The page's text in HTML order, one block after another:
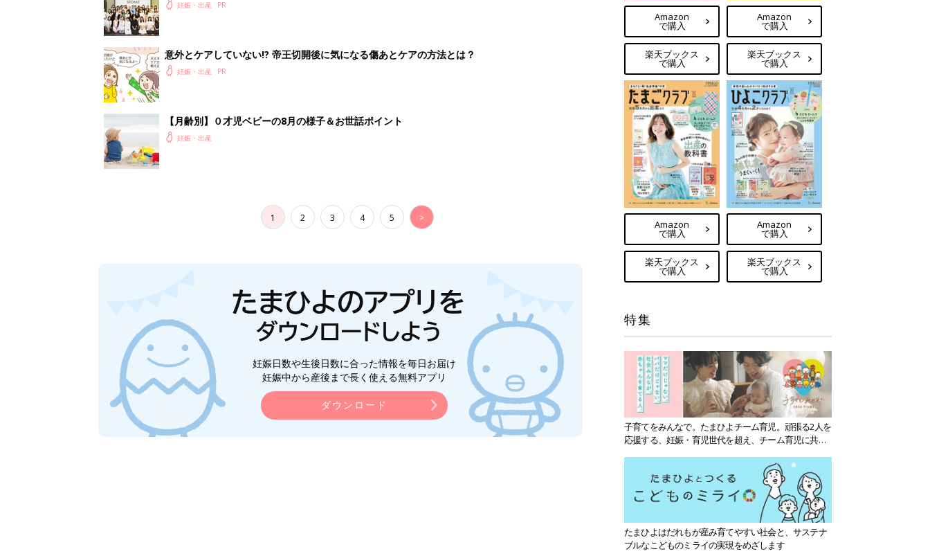
妊娠・出産
意外とケアしていない!? 帝王切開後に気になる傷あとケアの方法とは？
妊娠・出産
【月齢別】０才児ベビーの8月の様子＆お世話ポイント
妊娠・出産
1 2 3 4 5 >
妊娠日数や生後日数に合った情報を毎日お届け
妊娠中から産後まで長く使える無料アプリ
ダウンロード
Amazon
で購入
楽天ブックス
で購入
Amazon
で購入
楽天ブックス
で購入
Amazon
で購入
楽天ブックス
で購入
Amazon
で購入
楽天ブックス
で購入
特集
子育てをみんなで。たまひよチーム育児。頑張る2人を
応援する、妊娠・育児世代を超え、チーム育児に共感
たまひよはだれもが産み育てやすい社会と、サステナ
ブルなこどものミライの実現をめざします